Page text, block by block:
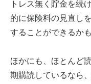
トレス無く貯金を続
的に保険料の見直し
することができるか
ほかにも、ほとんど
期購読しているなら